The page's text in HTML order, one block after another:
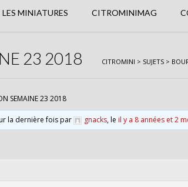
LES MINIATURES CITROMINIMAG
23 2018 CITROMINI > SUJETS >
SEMAINE 23 2018
la dernière fois par gnacks, leil y a 8 années et 2